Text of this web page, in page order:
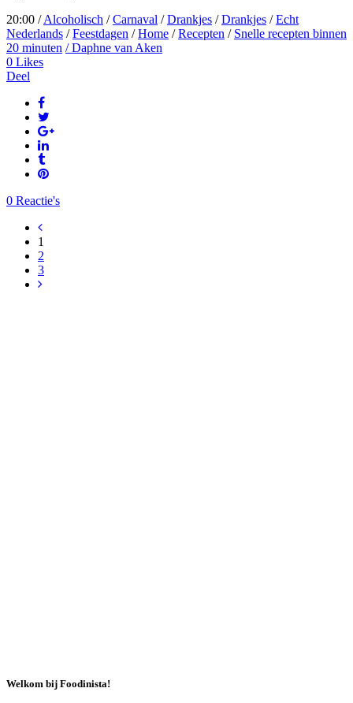
20:00 /Alcoholisch /Carnaval /Drankjes /Drankjes /Echt
Nederlands /Feestdagen /Home /Recepten / Snelle recepten binnen
20 minuten / Daphne van Aken
0 Likes
Deel
0 Reactie's
1
2
3
Welkom bij Foodinista!